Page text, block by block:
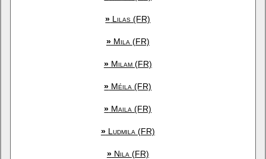
» Lilas (FR)
»Mila (FR)
»Milam (FR)
» Méila (FR)
» Maila (FR)
»Ludmila (FR)
»Nila (FR)